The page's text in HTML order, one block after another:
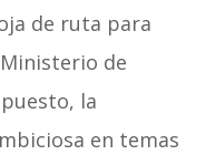
de ruta para
de
la
en temas